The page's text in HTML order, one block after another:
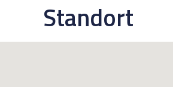
Standort